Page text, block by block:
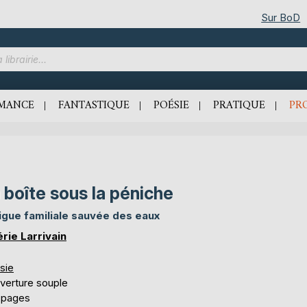
Sur BoD
FANTASTIQUE POÉSIE PRATIQUE
boîte sous la péniche
familiale sauvée des eaux
Larrivain
souple